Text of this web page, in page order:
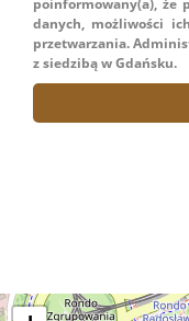
poinformowany(a), że
danych, możliwości
przetwarzania.
z siedzibą w Gdańsku.